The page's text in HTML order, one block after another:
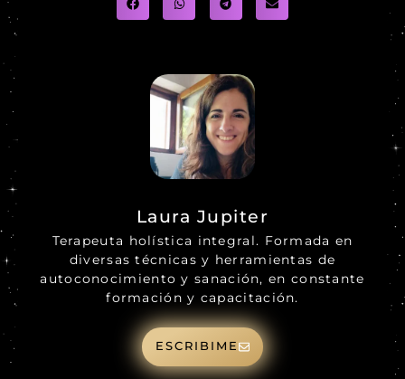
Laura Jupiter
Terapeuta holística integral. Formada en
diversas técnicas y herramientas de
autoconocimiento y sanación, en constante
formación y capacitación.
ESCRIBIME